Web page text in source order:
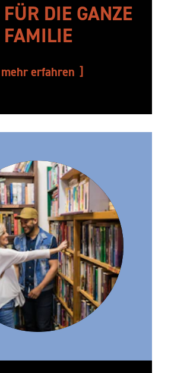
DIE GANZE F
AMILIE
mehr erfahren